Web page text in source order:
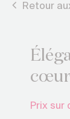
Retour
cœur
Prix sur